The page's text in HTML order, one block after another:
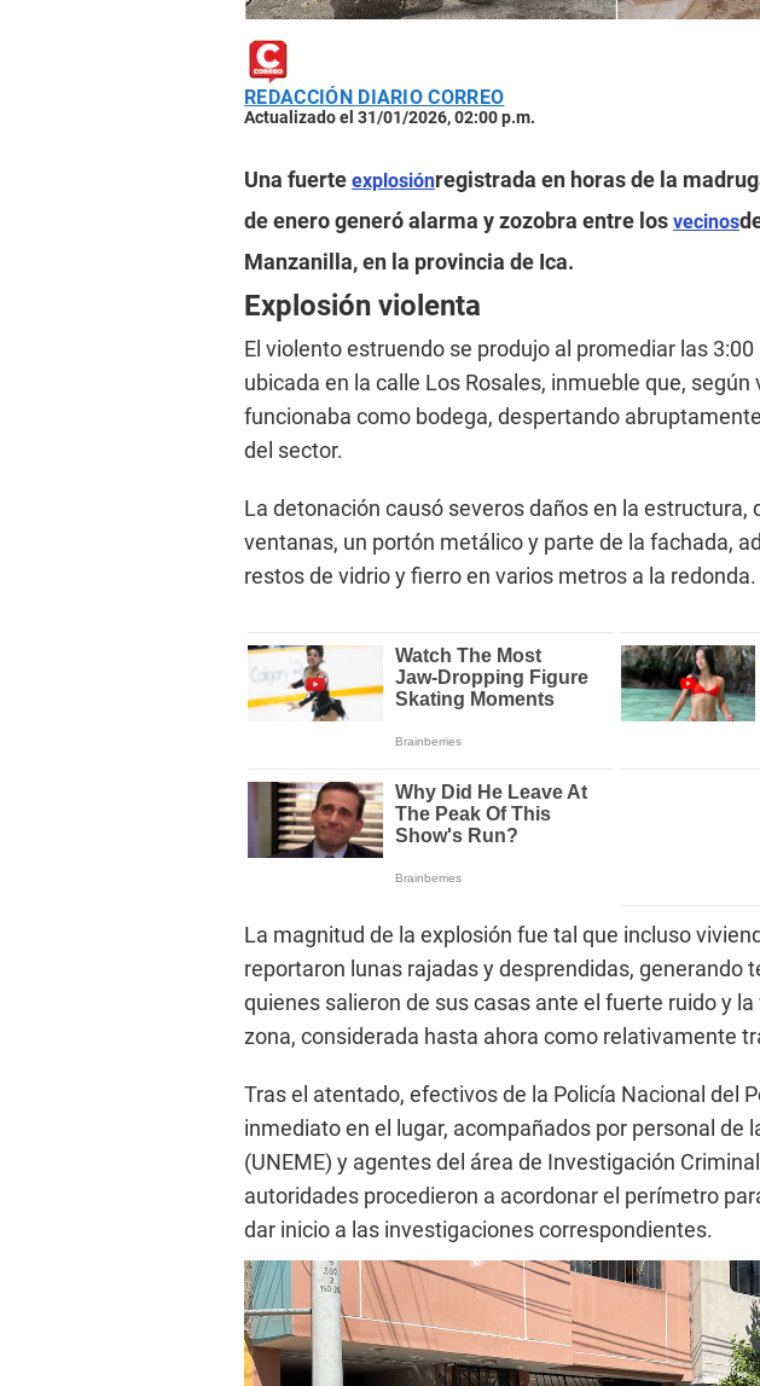
REDACCIÓN DIARIO CORREO
Actualizado el 31/01/2026, 02:00 p.m.
Una fuerte explosiónregistrada en horas de la
de enero generó alarma y zozobra entre los vecinos
Manzanilla, en la provincia de Ica.
Explosión violenta
El violento estruendo se produjo al promediar las
ubicada en la calle Los Rosales, inmueble que,
funcionaba como bodega, despertando
del sector.
La detonación causó severos daños en la estructura,
ventanas, un portón metálico y parte de la fachada,
restos de vidrio y fierro en varios metros a la redonda.
La magnitud de la explosión fue tal que incluso
reportaron lunas rajadas y desprendidas, generando
quienes salieron de sus casas ante el fuerte ruido y
zona, considerada hasta ahora como relativamente
Tras el atentado, efectivos de la Policía Nacional del
inmediato en el lugar, acompañados por personal de
(UNEME) y agentes del área de Investigación
autoridades procedieron a acordonar el perímetro
dar inicio a las investigaciones correspondientes.